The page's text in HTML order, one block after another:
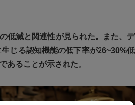
低減と関連性が見られた。また、デ
じる認知機能の低下率が26~30%低
あることが示された。